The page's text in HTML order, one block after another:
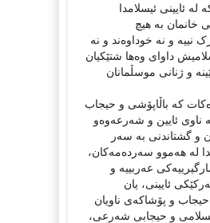
ئایینی ئیسلامدا
خانمان بە هیچ
نییە و نە خوداوەند و نە
داوای وەها شتێکیان
و ژنانی موسڵمانان
کە باڵاپۆشی و حیجاب
ناوی ئایین و شەرعەوەو
و گشتاندنی بە سەر
لە هەموو سەردەمەکان،
عەربییە و
ئایینی، یان
و پۆشاکەی ناویان
و حیجابی شەرعی،